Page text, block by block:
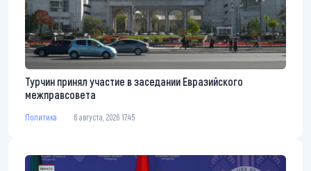
Турчин принял участие в заседании Евразийского
межправсовета
Политика 6 августа, 2026 17:45